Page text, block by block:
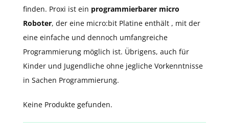
finden. Proxi ist ein programmierbarer micro
Roboter, der eine micro:bit Platine enthält , mit der
eine einfache und dennoch umfangreiche
Programmierung möglich ist. Übrigens, auch für
Kinder und Jugendliche ohne jegliche Vorkenntnisse
in Sachen Programmierung.
Keine Produkte gefunden.